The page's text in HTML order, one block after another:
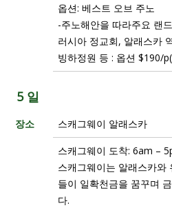
옵션: 베스트 오브 주노
-주노해안을 따라주요 랜
러시아 정교회, 알래스카
빙하정원 등 : 옵션 $190/
5 일
장소 스캐그웨이 알래스카
스캐그웨이 도착: 6am –
스캐그웨이는 알래스카와
들이 일확천금을 꿈꾸며
다.